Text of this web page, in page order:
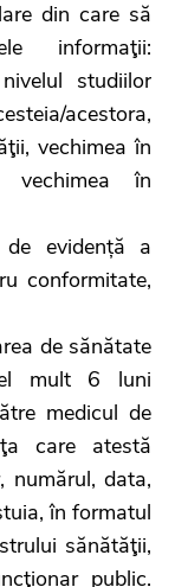
din care să
informaţii:
studiilor
acestora,
vechimea în
vechimea în
evidență a
conformitate,
de sănătate
mult 6 luni
medicul de
care atestă
numărul, data,
în formatul
sănătăţii,
public.